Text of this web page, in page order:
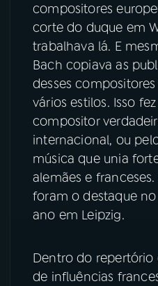
compositores
corte do duque em
trabalhava lá. E
Bach copiava as
desses
vários estilos. Isso
compositor
internacional, ou
música que unia
alemães e
foram o destaque
ano em Leipzig.
Dentro do
de influências